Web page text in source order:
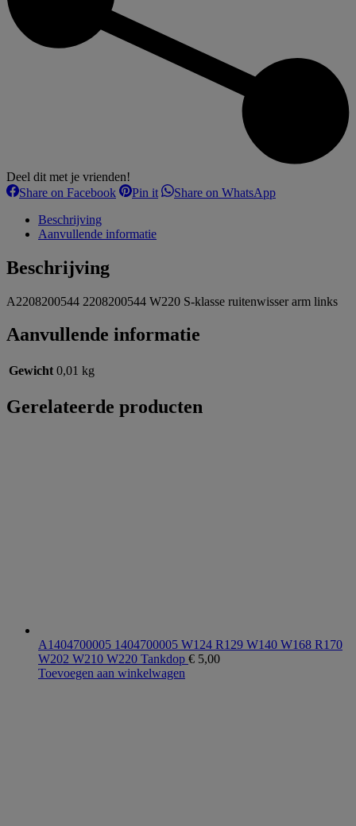
Deel dit met je vrienden!
Share on FacebookSharePin itShareShare on WhatsAppShare
Beschrijving
Aanvullende informatie
Beschrijving
A2208200544 2208200544 W220 S-klasse ruitenwisser arm links
Aanvullende informatie
Gewicht 0,01 kg
Gerelateerde producten
A1404700005 1404700005 W124 R129 W140 W168 R170
W202 W210 W220 Tankdop € 5,00
Toevoegen aan winkelwagen